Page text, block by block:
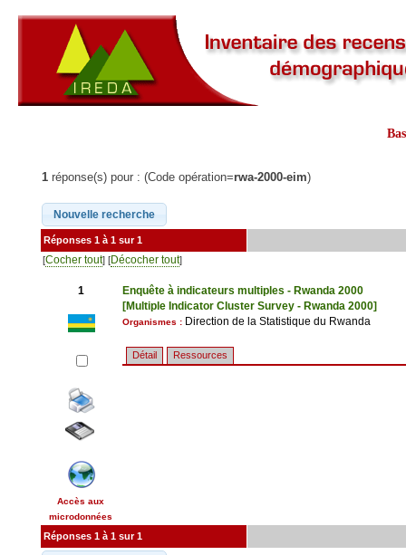
1 réponse(s) pour : (Code opération=rwa-2000-eim)
Réponses 1 à 1 sur 1
[Cocher tout] [Décocher tout]
1
Accès aux
microdonnées
Enquête à indicateurs multiples - Rwanda 2000
[Multiple Indicator Cluster Survey - Rwanda 2000]
Organismes : Direction de la Statistique du Rwanda
Détail Ressources
Réponses 1 à 1 sur 1